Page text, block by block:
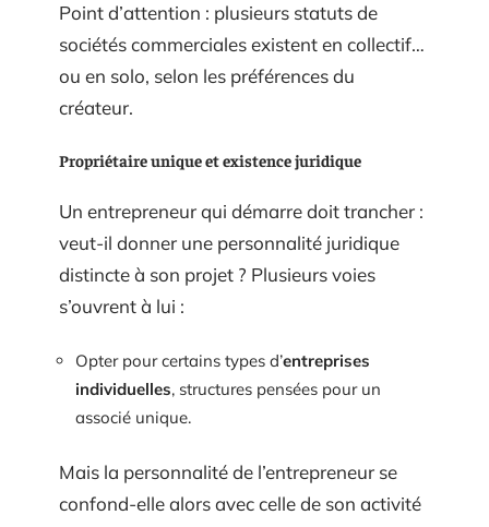
Point d’attention : plusieurs statuts de
sociétés commerciales existent en collectif…
ou en solo, selon les préférences du
créateur.
Propriétaire unique et existence juridique
Un entrepreneur qui démarre doit trancher :
veut-il donner une personnalité juridique
distincte à son projet ? Plusieurs voies
s’ouvrent à lui :
Opter pour certains types d’entreprises
individuelles, structures pensées pour un
associé unique.
Mais la personnalité de l’entrepreneur se
confond-elle alors avec celle de son activité